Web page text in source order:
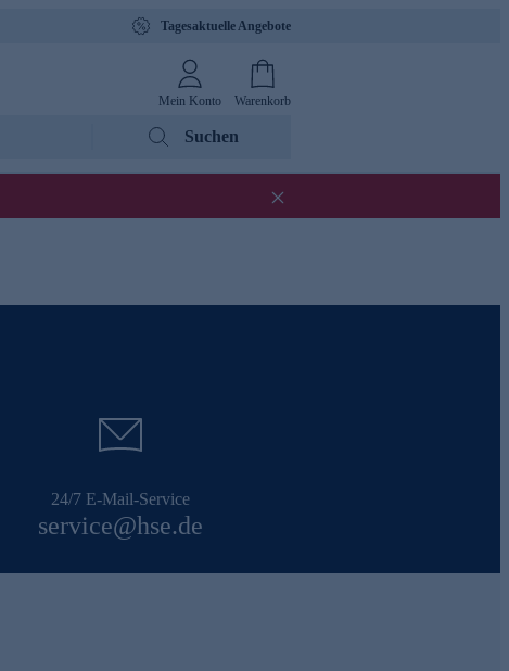
Tagesaktuelle Angebote
Mein Konto Warenkorb
Suchen
24/7 E-Mail-Service
service@hse.de